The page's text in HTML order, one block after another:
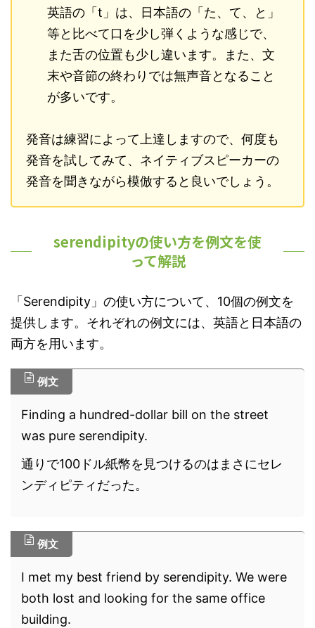
英語の「t」は、日本語の「た、て、と」
等と比べて口を少し弾くような感じで、
また舌の位置も少し違います。また、文
末や音節の終わりでは無声音となること
が多いです。
発音は練習によって上達しますので、何度も
発音を試してみて、ネイティブスピーカーの
発音を聞きながら模倣すると良いでしょう。
serendipityの使い方を例文を使
って解説
「Serendipity」の使い方について、10個の例文を
提供します。それぞれの例文には、英語と日本語の
両方を用います。
例文
Finding a hundred-dollar bill on the street
was pure serendipity.
通りで100ドル紙幣を見つけるのはまさにセレ
ンディピティだった。
例文
I met my best friend by serendipity. We were
both lost and looking for the same office
building.